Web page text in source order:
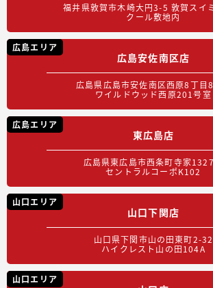
福井県敦賀市木崎大円3-5 敦賀スイ
クール敷地内
広島エリア
広島安佐南区店
広島県広島市安佐南区西原8丁目
ワイルドウッド西原201号室
広島エリア
東広島店
広島県東広島市西条町寺家
セントラルコーポK102
山口エリア
山口下関店
山口県下関市山の田東町2-32
ハイクレスト山の田104A
山口エリア